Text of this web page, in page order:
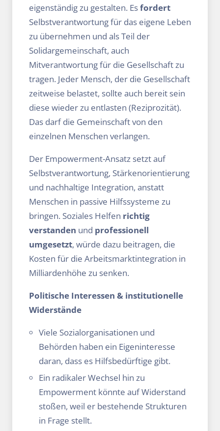
eigenständig zu gestalten. Esfordert
Selbstverantwortung für das eigene Leben
zu übernehmen und als Teil der
Solidargemeinschaft, auch
Mitverantwortung für die Gesellschaft zu
tragen. Jeder Mensch, der die Gesellschaft
zeitweise belastet, sollte auch bereit sein
diese wieder zu entlasten (Reziprozität).
Das darf die Gemeinschaft von den
einzelnen Menschen verlangen.
Der Empowerment-Ansatz setzt auf
Selbstverantwortung, Stärkenorientierung
und nachhaltige Integration, anstatt
Menschen in passive Hilfssysteme zu
bringen. Soziales Helfen richtig
verstanden und professionell
umgesetzt, würde dazu beitragen, die
Kosten für die Arbeitsmarktintegration in
Milliardenhöhe zu senken.
Politische Interessen & institutionelle
Widerstände
Viele Sozialorganisationen und
Behörden haben ein Eigeninteresse
daran, dass es Hilfsbedürftige gibt.
Ein radikaler Wechsel hin zu
Empowerment könnte auf Widerstand
stoßen, weil er bestehende Strukturen
in Frage stellt.